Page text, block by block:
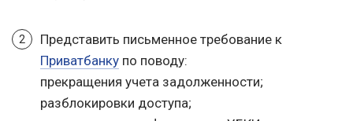
Представить письменное требование к
Приватбанку по поводу:
прекращения учета задолженности;
разблокировки доступа;